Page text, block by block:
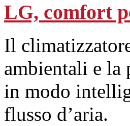
LG, comfort
Il
ambientali e la
in modo
flusso d’aria.